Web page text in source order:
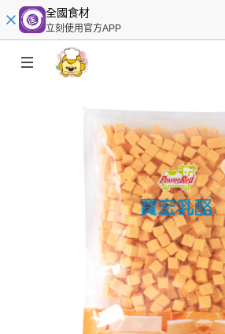
全國食材
立刻使用官方APP